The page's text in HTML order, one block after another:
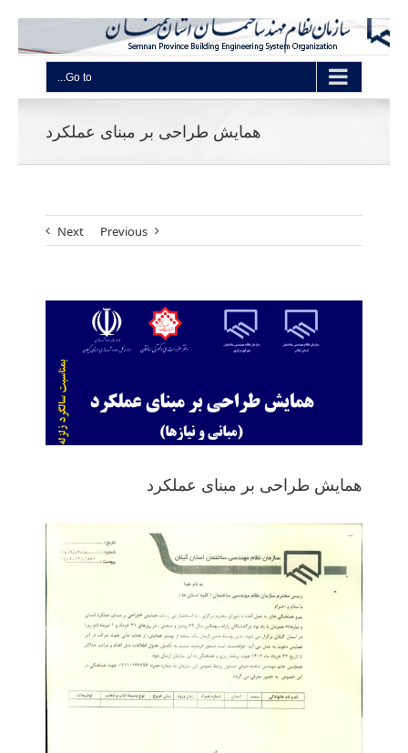
Go to...
همایش طراحی بر مبنای عملکرد
Previous
Next
همایش طراحی بر مبنای عملکرد